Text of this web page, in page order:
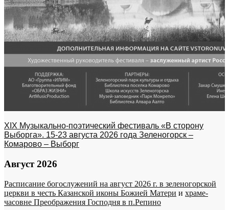
XIX Музыкально-поэтический фестиваль «В сторону
Выборга». 15-23 августа 2026 года Зеленогорск –
Комарово – Выборг
Август 2026
Расписание богослужений на август 2026 г. в зеленогорской
церкви в честь Казанской иконы Божией Матери и храме-
часовне Преображения Господня в п.Репино